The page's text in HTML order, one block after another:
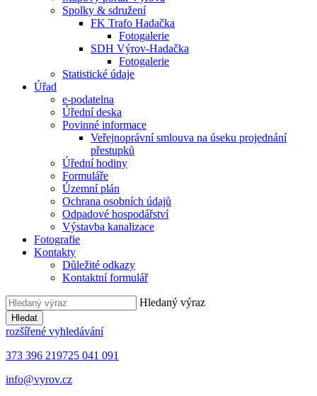
Spolky & sdružení
FK Trafo Hadačka
Fotogalerie
SDH Výrov-Hadačka
Fotogalerie
Statistické údaje
Úřad
e-podatelna
Úřední deska
Povinné informace
Veřejnoprávní smlouva na úseku projednání
přestupků
Úřední hodiny
Formuláře
Územní plán
Ochrana osobních údajů
Odpadové hospodářství
Výstavba kanalizace
Fotografie
Kontakty
Důležité odkazy
Kontaktní formulář
Hledaný výraz
Hledat
rozšířené vyhledávání
373 396 219725 041 091
info@vyrov.cz